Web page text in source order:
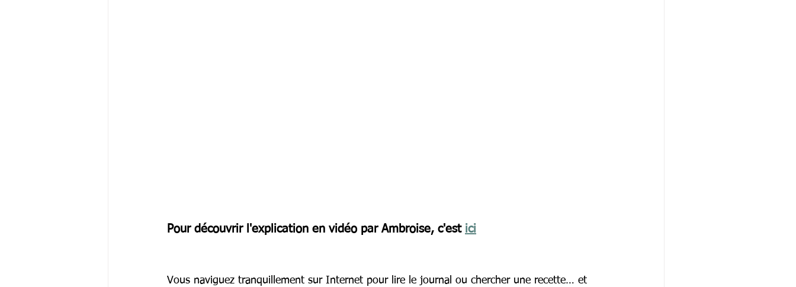
Pour découvrir l'explication en vidéo par Ambroise, c'est ici
Vous naviguez tranquillement sur Internet pour lire le journal ou chercher une recette… et